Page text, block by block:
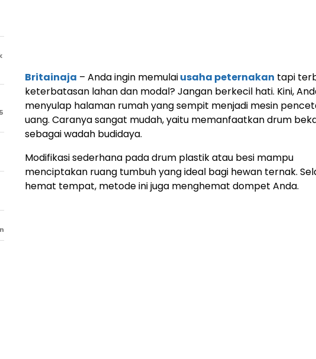
Britainaja – Anda ingin memulaiusaha peternakan tapi
keterbatasan lahan dan modal? Jangan berkecil hati. Kini,
menyulap halaman rumah yang sempit menjadi mesin
uang. Caranya sangat mudah, yaitu memanfaatkan drum
sebagai wadah budidaya.
Modifikasi sederhana pada drum plastik atau besi mampu
menciptakan ruang tumbuh yang ideal bagi hewan ternak.
hemat tempat, metode ini juga menghemat dompet Anda.